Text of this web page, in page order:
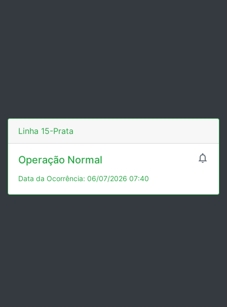
Linha 15-Prata

Operação Normal
Data da Ocorrência: 06/07/2026 07:40